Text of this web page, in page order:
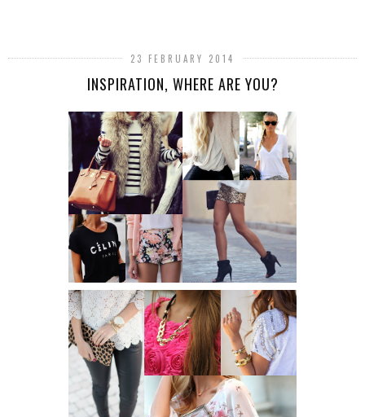
23 FEBRUARY 2014
INSPIRATION, WHERE ARE YOU?